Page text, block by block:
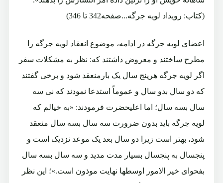
(کتاب: رویداد لویه جرگه...صفحه342 تا 346)
اعضای لویه جرگه در ادامه، موضوع انعقاد لویه جرگه را
مطرح ساختند و معروض داشتند که: نظر به مشکلات سفر
اگر لویه جرگه هرپنج سال یک بارمنعقد شود و برخی گفتند
که دو سال بدو سال و عموماً استدعا نمودند که نی سه
سال بسه سال؛ اما اعلیحضرت فرمودند: «به خیالم که
لویه جرگه باید بدون ضرورت سه سال بسه سال منعقد
شود، بهتر است زیرا دو سال بعد یک موعد نزدیک است و
پنجسال به پنجسال بسیار مدت مدید و سه سال بسه سال
بفحوای خیر الامور اوسطها نهایت موذون است.»؛ این نظر